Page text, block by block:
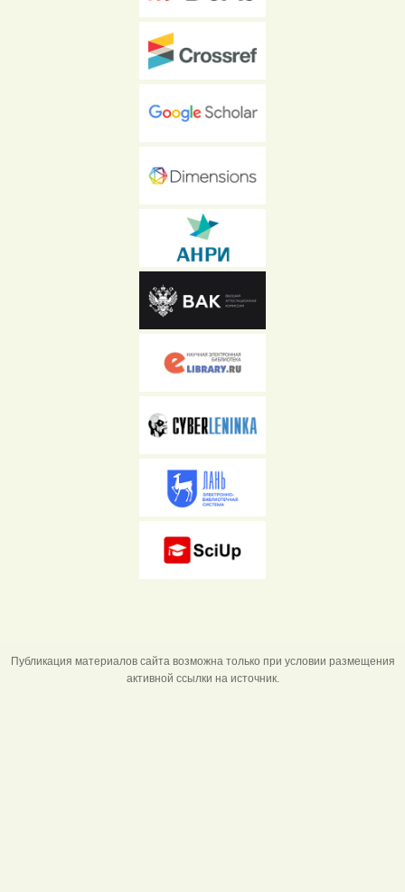
Публикация материалов сайта возможна только при условии размещения
активной ссылки на источник.